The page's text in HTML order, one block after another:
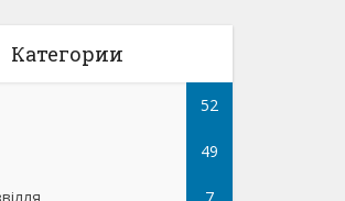
Категории
52
49